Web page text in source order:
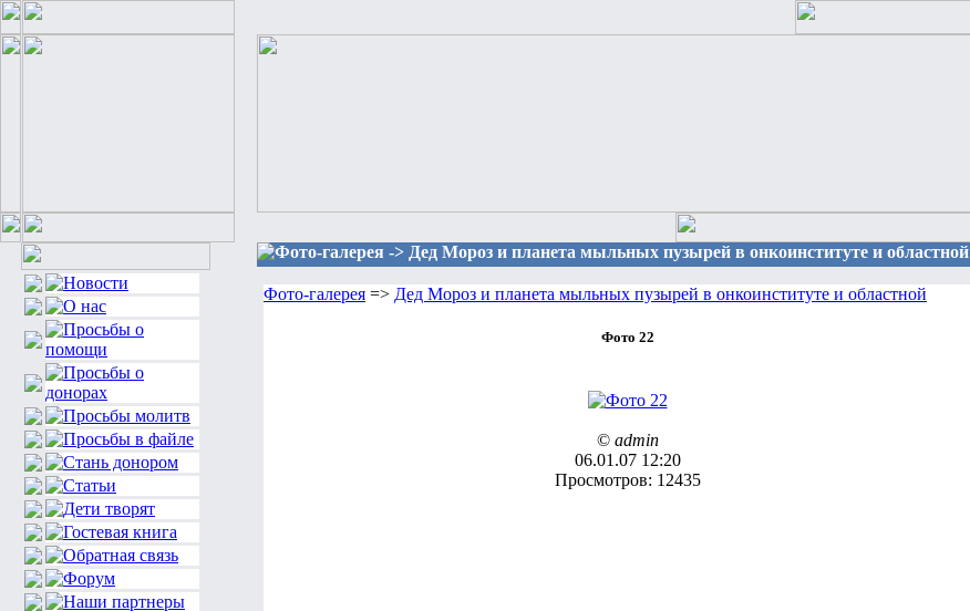
Фото-галерея -> Дед Мороз и планета мыльных пузырей в онкоинституте и областной
Фото-галерея => Дед Мороз и планета мыльных пузырей в онкоинституте и областной
Фото 22
© admin
06.01.07 12:20
Просмотров: 12435